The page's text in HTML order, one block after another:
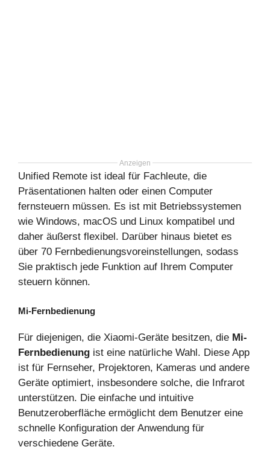
Anzeigen
Unified Remote ist ideal für Fachleute, die
Präsentationen halten oder einen Computer
fernsteuern müssen. Es ist mit Betriebssystemen
wie Windows, macOS und Linux kompatibel und
daher äußerst flexibel. Darüber hinaus bietet es
über 70 Fernbedienungsvoreinstellungen, sodass
Sie praktisch jede Funktion auf Ihrem Computer
steuern können.
Mi-Fernbedienung
Für diejenigen, die Xiaomi-Geräte besitzen, die Mi-
Fernbedienung ist eine natürliche Wahl. Diese App
ist für Fernseher, Projektoren, Kameras und andere
Geräte optimiert, insbesondere solche, die Infrarot
unterstützen. Die einfache und intuitive
Benutzeroberfläche ermöglicht dem Benutzer eine
schnelle Konfiguration der Anwendung für
verschiedene Geräte.